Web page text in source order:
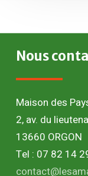
Nous
Maison des
2, av. du
13660 ORGON
Tel : 07 82 14